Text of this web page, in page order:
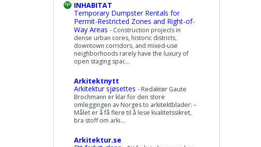
INHABITAT
Temporary Dumpster Rentals for
Permit-Restricted Zones and Right-of-
Way Areas - Construction projects in
dense urban cores, historic districts,
downtown corridors, and mixed-use
neighborhoods rarely have the luxury of
open staging spac...
Arkitektnytt
Arkitektur sjøsettes - Redaktør Gaute
Brochmann er klar for den store
omleggingen av Norges to arkitektblader: –
Målet er å få flere til å lese kvalitetssikret,
bra stoff om arki...
Arkitektur.se